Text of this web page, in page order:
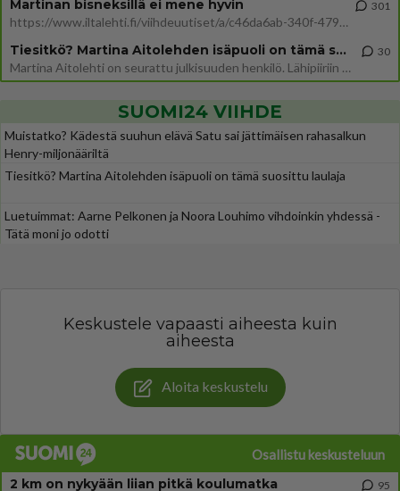
Martinan bisneksillä ei mene hyvin
https://www.iltalehti.fi/viihdeuutiset/a/c46da6ab-340f-4790-aaa7-0865eed2336 Yrityksen konkurssihakemus on tullut kärä
301
Tiesitkö? Martina Aitolehden isäpuoli on tämä suosittu laulaja
Martina Aitolehti on seurattu julkisuuden henkilö. Lähipiiriin mahtuu muitakin tunnettuja henkilöitä. Tiesitkö, että Ma
30
SUOMI24 VIIHDE
Muistatko? Kädestä suuhun elävä Satu sai jättimäisen rahasalkun
Henry-miljonääriltä
Tiesitkö? Martina Aitolehden isäpuoli on tämä suosittu laulaja
Luetuimmat: Aarne Pelkonen ja Noora Louhimo vihdoinkin yhdessä -
Tätä moni jo odotti
Keskustele vapaasti aiheesta kuin
aiheesta
Aloita keskustelu
Osallistu keskusteluun
2 km on nykyään liian pitkä koulumatka
95